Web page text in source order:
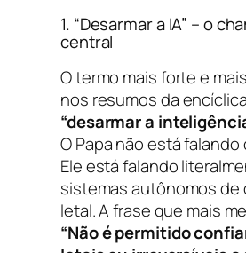
1. “Desarmar a IA” – o
central
O termo mais forte e
nos resumos da
“desarmar a
O Papa não está falando
Ele está falando
sistemas autônomos de
letal. A frase que mais
“Não é permitido